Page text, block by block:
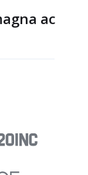
ac